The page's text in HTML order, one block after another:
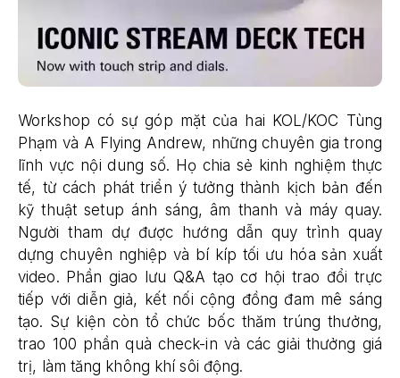
Workshop có sự góp mặt của hai KOL/KOC Tùng
Phạm và A Flying Andrew, những chuyên gia trong
lĩnh vực nội dung số. Họ chia sẻ kinh nghiệm thực
tế, từ cách phát triển ý tưởng thành kịch bản đến
kỹ thuật setup ánh sáng, âm thanh và máy quay.
Người tham dự được hướng dẫn quy trình quay
dựng chuyên nghiệp và bí kíp tối ưu hóa sản xuất
video. Phần giao lưu Q&A tạo cơ hội trao đổi trực
tiếp với diễn giả, kết nối cộng đồng đam mê sáng
tạo. Sự kiện còn tổ chức bốc thăm trúng thưởng,
trao 100 phần quà check-in và các giải thưởng giá
trị, làm tăng không khí sôi động.